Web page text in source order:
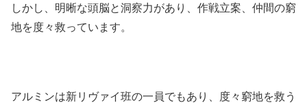
しかし、明晰な頭脳と洞察力があり、作戦立案、仲間の窮
地を度々救っています。
アルミンは新リヴァイ班の一員でもあり、度々窮地を救う